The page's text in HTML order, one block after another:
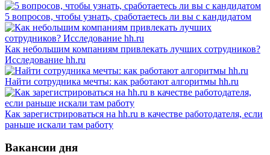
5 вопросов, чтобы узнать, сработаетесь ли вы с кандидатом
Как небольшим компаниям привлекать лучших сотрудников?
Исследование hh.ru
Найти сотрудника мечты: как работают алгоритмы hh.ru
Как зарегистрироваться на hh.ru в качестве работодателя, если
раньше искали там работу
Вакансии дня